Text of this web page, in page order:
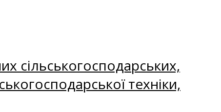
сільськогосподарських,
техніки,